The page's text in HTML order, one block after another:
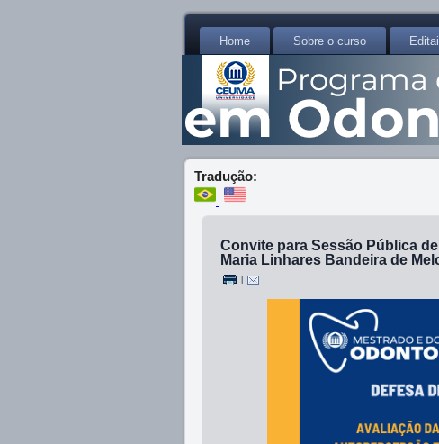
Home Sobre o curso
Tradução:
Convite para Sessão Pública
Maria Linhares Bandeira de